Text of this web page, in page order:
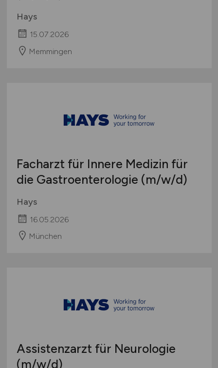
Hays
15.07.2026
Memmingen
Facharzt für Innere Medizin für
die Gastroenterologie (m/w/d)
Hays
16.05.2026
München
Assistenzarzt für Neurologie
(m/w/d)